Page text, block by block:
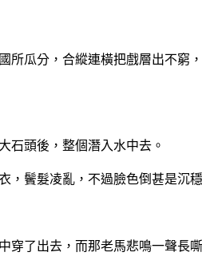
瓜分，合縱連橫把戲層出不窮
石頭後，整個潛入水中去。
，鬢髮凌亂，不過臉色倒甚是沉穩
了出去，而那老馬悲鳴一聲長